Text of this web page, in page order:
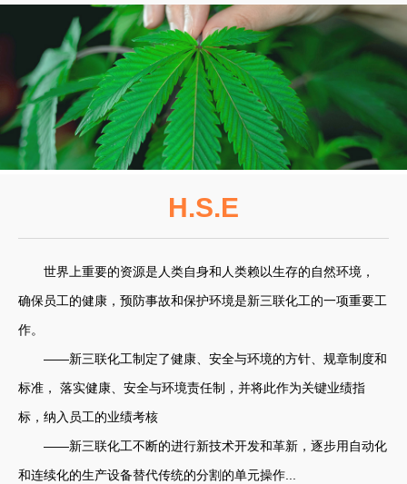
H.S.E
世界上重要的资源是人类自身和人类赖以生存的自然环境，
确保员工的健康，预防事故和保护环境是新三联化工的一项重要工
作。
——新三联化工制定了健康、安全与环境的方针、规章制度和
标准， 落实健康、安全与环境责任制，并将此作为关键业绩指
标，纳入员工的业绩考核
——新三联化工不断的进行新技术开发和革新，逐步用自动化
和连续化的生产设备替代传统的分割的单元操作...